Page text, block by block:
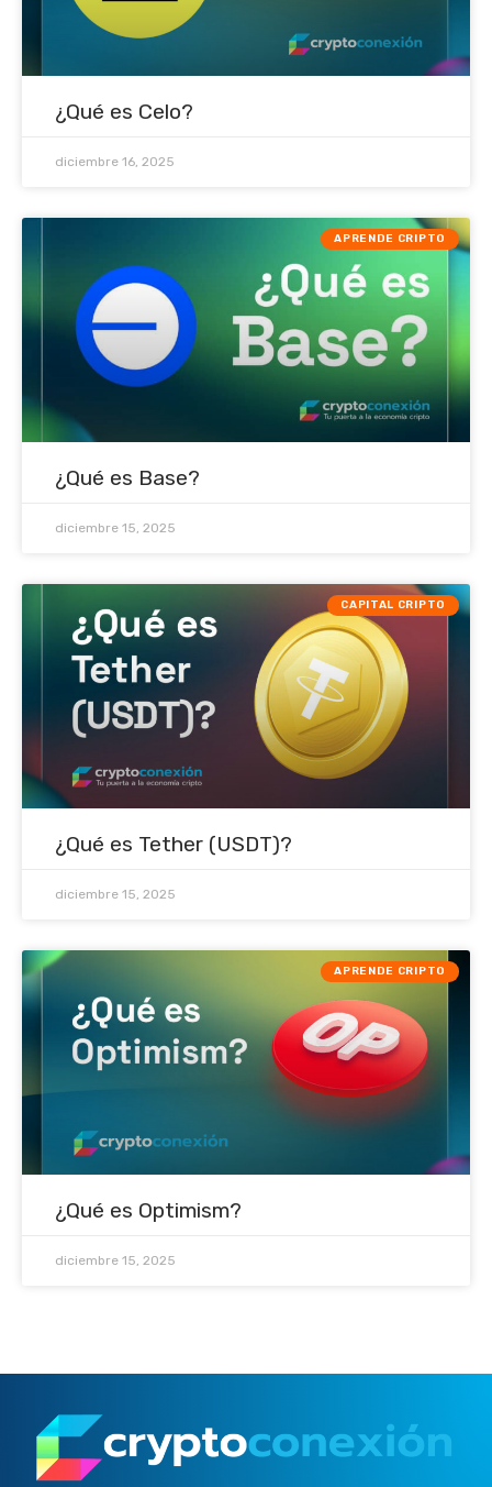
¿Qué es Celo?
diciembre 16, 2025
APRENDE CRIPTO
¿Qué es Base?
diciembre 15, 2025
CAPITAL CRIPTO
¿Qué es Tether (USDT)?
diciembre 15, 2025
APRENDE CRIPTO
¿Qué es Optimism?
diciembre 15, 2025